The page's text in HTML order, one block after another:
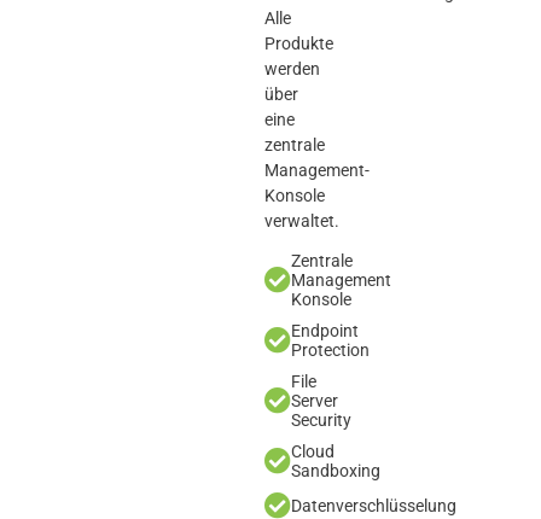
Alle
Produkte
werden
über
eine
zentrale
Management-
Konsole
verwaltet.
Zentrale
Management
Konsole
Endpoint
Protection
File
Server
Security
Cloud
Sandboxing
Datenverschlüsselung